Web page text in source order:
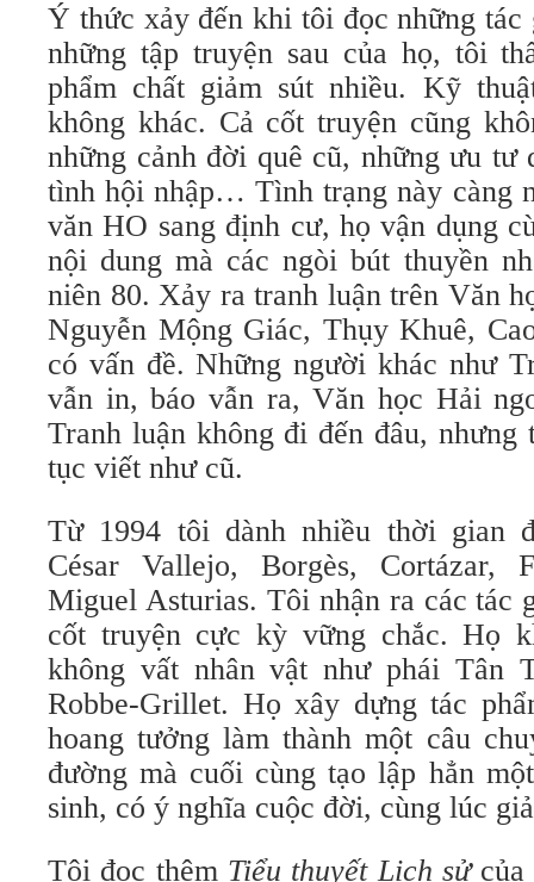
Ý thức xảy đến khi tôi đọc những
những tập truyện sau của họ, tôi
phẩm chất giảm sút nhiều. Kỹ
không khác. Cả cốt truyện cũng
những cảnh đời quê cũ, những ưu tư
tình hội nhập… Tình trạng này càng
văn HO sang định cư, họ vận dụng
nội dung mà các ngòi bút thuyền
niên 80. Xảy ra tranh luận trên Văn
Nguyễn Mộng Giác, Thụy Khuê,
có vấn đề. Những người khác như
vẫn in, báo vẫn ra, Văn học Hải
Tranh luận không đi đến đâu,
tục viết như cũ.
Từ 1994 tôi dành nhiều thời gian
César Vallejo, Borgès, Cortázar,
Miguel Asturias. Tôi nhận ra các tác
cốt truyện cực kỳ vững chắc. Họ
không vất nhân vật như phái Tân
Robbe-Grillet. Họ xây dựng tác
hoang tưởng làm thành một câu
đường mà cuối cùng tạo lập hẳn
sinh, có ý nghĩa cuộc đời, cùng lúc
Tôi đọc thêm Tiểu thuyết Lịch sử